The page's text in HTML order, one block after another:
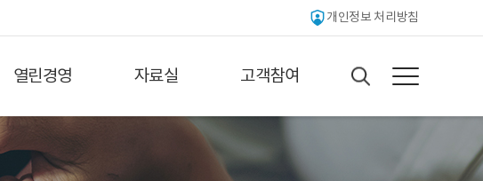
개인정보 처리방침
열린경영 자료실 고객참여